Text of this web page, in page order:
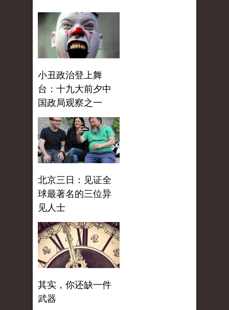
小丑政治登上舞
台：十九大前夕中
国政局观察之一
北京三日：见证全
球最著名的三位异
见人士
其实，你还缺一件
武器